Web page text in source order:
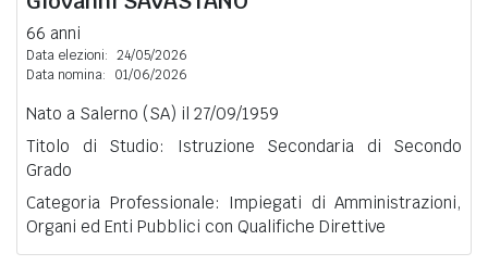
66 anni
Data elezioni: 24/05/2026
Data nomina:
01/06/2026
Nato a Salerno (SA) il 27/09/1959
Titolo di Studio: Istruzione Secondaria di Secondo
Grado
Categoria Professionale: Impiegati di Amministrazioni,
Organi ed Enti Pubblici con Qualifiche Direttive